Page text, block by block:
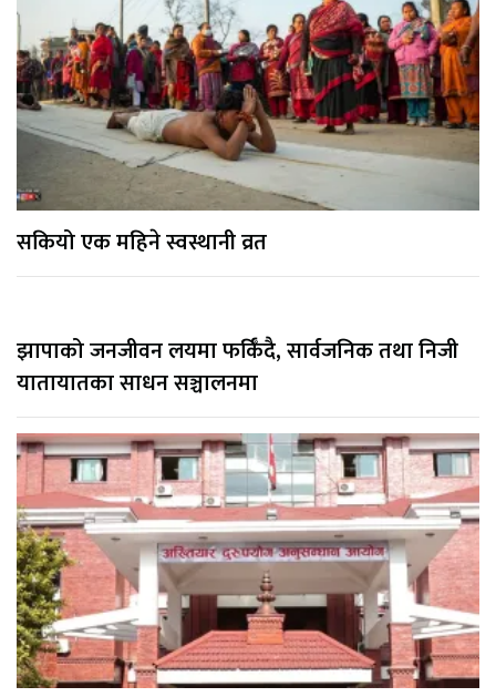
सकियो एक महिने स्वस्थानी व्रत
झापाको जनजीवन लयमा फर्किँदै, सार्वजनिक तथा निजी
यातायातका साधन सञ्चालनमा